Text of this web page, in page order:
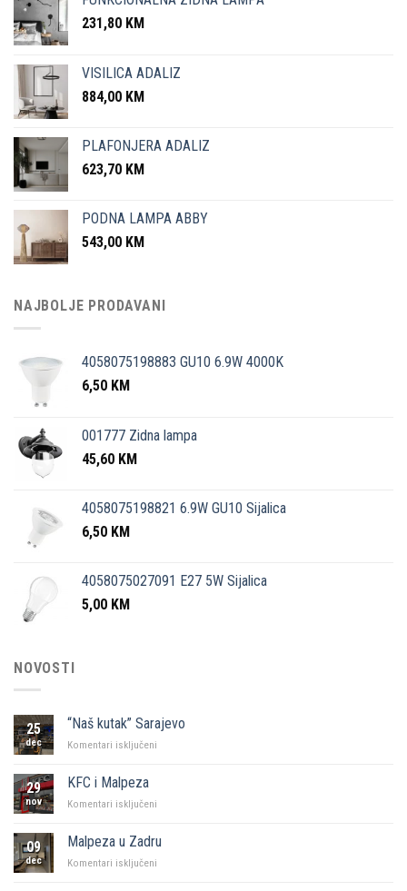
231,80 KM
VISILICA ADALIZ
884,00 KM
PLAFONJERA ADALIZ
623,70 KM
PODNA LAMPA ABBY
543,00 KM
NAJBOLJE PRODAVANI
4058075198883 GU10 6.9W 4000K
6,50 KM
001777 Zidna lampa
45,60 KM
4058075198821 6.9W GU10 Sijalica
6,50 KM
4058075027091 E27 5W Sijalica
5,00 KM
NOVOSTI
25
dec
“Naš kutak” Sarajevo
Komentari isključeni
29
nov
KFC i Malpeza
Komentari isključeni
Malpeza
09
dec
Malpeza u Zadru
Komentari isključeni